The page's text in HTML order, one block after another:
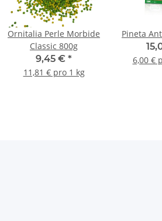
Ornitalia Perle Morbide
Classic 800g
9,45 € *
11,81 € pro 1 kg
Pineta
6,00 €